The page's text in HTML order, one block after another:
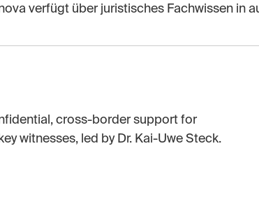
verfügt über juristisches Fachwissen in
cross-border support for
witnesses, led by Dr. Kai-Uwe Steck.